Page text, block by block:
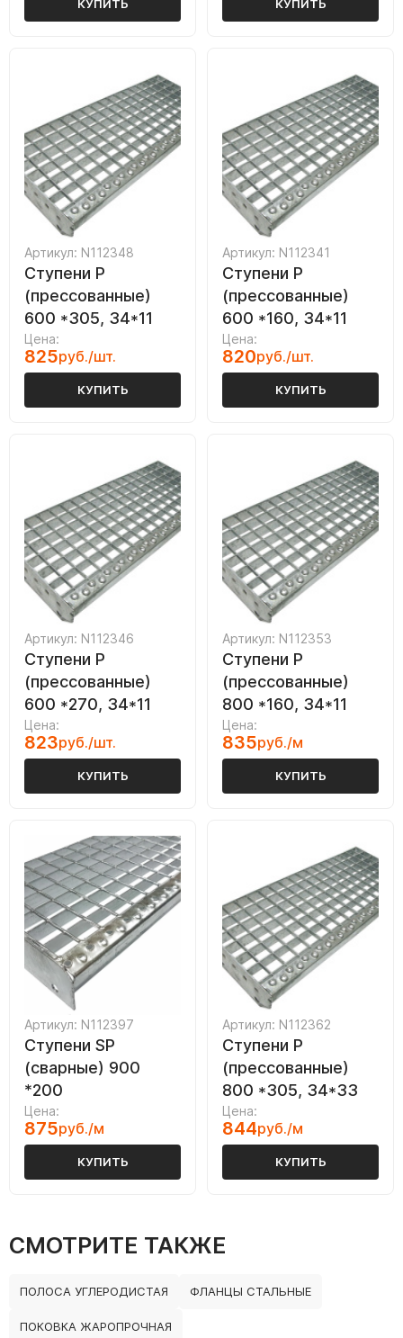
КУПИТЬ КУПИТЬ
Артикул: N112348
Ступени P
(прессованные)
600 *305, 34*11
Цена:
825руб./шт.
КУПИТЬ
Артикул: N112341
Ступени P
(прессованные)
600 *160, 34*11
Цена:
820руб./шт.
КУПИТЬ
Артикул: N112346
Ступени P
(прессованные)
600 *270, 34*11
Цена:
823руб./шт.
КУПИТЬ
Артикул: N112353
Ступени P
(прессованные)
800 *160, 34*11
Цена:
835руб./м
КУПИТЬ
Артикул: N112397
Ступени SP
(сварные) 900
*200
Цена:
875руб./м
КУПИТЬ
Артикул: N112362
Ступени P
(прессованные)
800 *305, 34*33
Цена:
844руб./м
КУПИТЬ
СМОТРИТЕ ТАКЖЕ
ПОЛОСА УГЛЕРОДИСТАЯ ФЛАНЦЫ СТАЛЬНЫЕ
ПОКОВКА ЖАРОПРОЧНАЯ